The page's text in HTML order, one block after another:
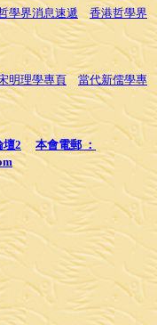
學界消息速遞
香港哲學界
明理學專頁
當代新儒學專
壇2
本會電郵 ：